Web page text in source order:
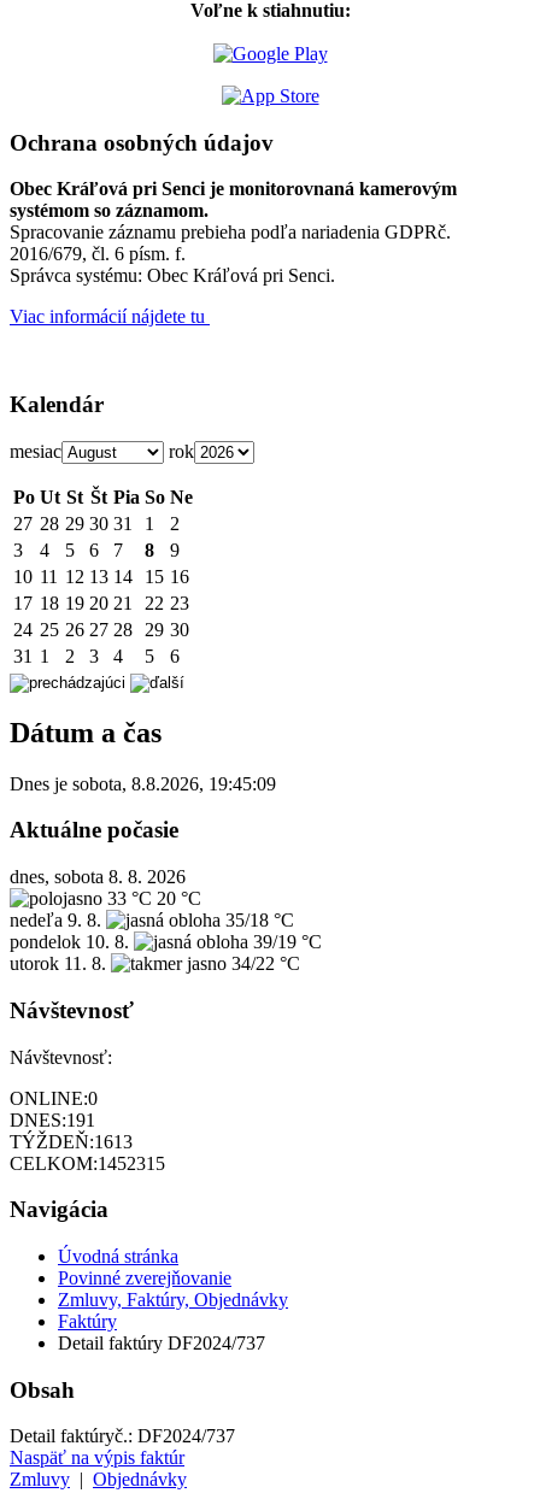
Voľne k stiahnutiu:
Ochrana osobných údajov
Obec Kráľová pri Senci je monitorovnaná kamerovým
systémom so záznamom.
Spracovanie záznamu prebieha podľa nariadenia GDPRč.
2016/679, čl. 6 písm. f.
Správca systému: Obec Kráľová pri Senci.
Viac informácií nájdete tu
Kalendár
mesiac rok
Po Ut St Št Pia So Ne
27 28 29 30 31 1
2
3
4 5 6 7 8
9
10 11 12 13 14 15 16
17 18 19 20 21 22 23
24 25 26 27 28 29 30
31 1 2 3 4 5 6
Dátum a čas
Dnes je sobota, 8.8.2026, 19:45:09
Aktuálne počasie
dnes, sobota 8. 8. 2026
33 °C 20 °C
nedeľa 9. 8.
35/18 °C
pondelok 10. 8.
39/19 °C
utorok 11. 8. 34/22 °C
Návštevnosť
Návštevnosť:
ONLINE:0
DNES:191
TÝŽDEŇ:1613
CELKOM:1452315
Navigácia
Úvodná stránka
Povinné zverejňovanie
Zmluvy, Faktúry, Objednávky
Faktúry
Detail faktúry DF2024/737
Obsah
Detail faktúryč.: DF2024/737
Naspäť na výpis faktúr
Zmluvy
Objednávky